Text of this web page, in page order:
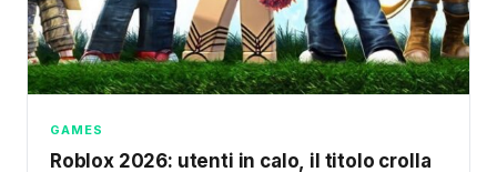
GAMES
Roblox 2026: utenti in calo, il titolo crolla